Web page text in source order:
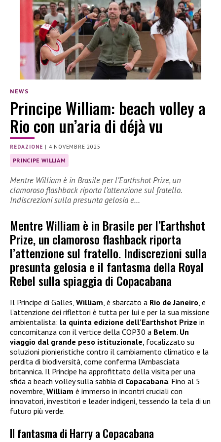
NEWS
Principe William: beach volley a
Rio con un’aria di déjà vu
REDAZIONE | 4 NOVEMBRE 2025
PRINCIPE WILLIAM
Mentre William è in Brasile per l’Earthshot Prize, un
clamoroso flashback riporta l’attenzione sul fratello.
Indiscrezioni sulla presunta gelosia e…
Mentre William è in Brasile per l’Earthshot
Prize, un clamoroso flashback riporta
l’attenzione sul fratello. Indiscrezioni sulla
presunta gelosia e il fantasma della Royal
Rebel sulla spiaggia di Copacabana
Il Principe di Galles, William , è sbarcato a Rio de Janeiro , e
l’attenzione dei riflettori è tutta per lui e per la sua missione
ambientalista: la quinta edizione dell’Earthshot Prize in
concomitanza con il vertice della COP30 a Belem. Un
viaggio dal grande peso istituzionale , focalizzato su
soluzioni pionieristiche contro il cambiamento climatico e la
perdita di biodiversità, come conferma l’Ambasciata
britannica. Il Principe ha approfittato della visita per una
sfida a beach volley sulla sabbia di Copacabana. Fino al 5
novembre, William è immerso in incontri cruciali con
innovatori, investitori e leader indigeni, tessendo la tela di un
futuro più verde.
Il fantasma di Harry a Copacabana